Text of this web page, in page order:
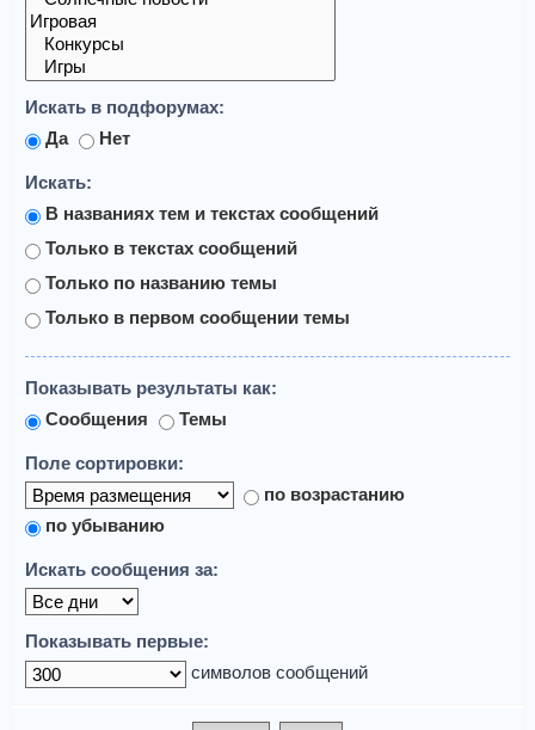
Искать в подфорумах:
Да
Нет
Искать:
В названиях тем и текстах сообщений
Только в текстах сообщений
Только по названию темы
Только в первом сообщении темы
Показывать результаты как:
Сообщения
Темы
Поле сортировки:
по возрастанию
по убыванию
Искать сообщения за:
Показывать первые:
символов сообщений